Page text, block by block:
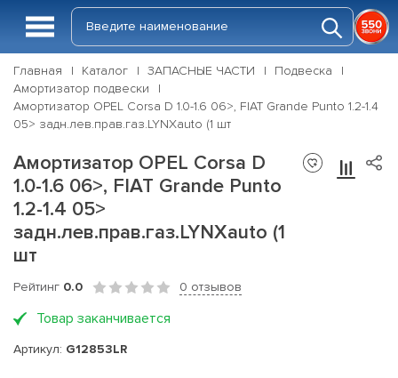
Главная Каталог ЗАПАСНЫЕ ЧАСТИ
Подвеска
Амортизатор подвески
Амортизатор OPEL Corsa D 1.0-1.6 06>, FIAT Grande Punto 1.2-1.4
05> задн.лев.прав.газ.LYNXauto (1 шт
Амортизатор OPEL Corsa D
1.0-1.6 06>, FIAT Grande Punto
1.2-1.4 05>
задн.лев.прав.газ.LYNXauto (1
шт
Рейтинг 0.0 0 отзывов
Товар заканчивается
Артикул: G12853LR